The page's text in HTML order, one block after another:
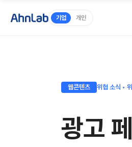
기업 개인
웹콘텐츠 위협 소식 ◦
광고